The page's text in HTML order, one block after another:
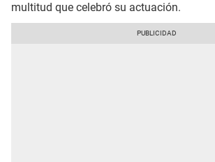
multitud que celebró su actuación.